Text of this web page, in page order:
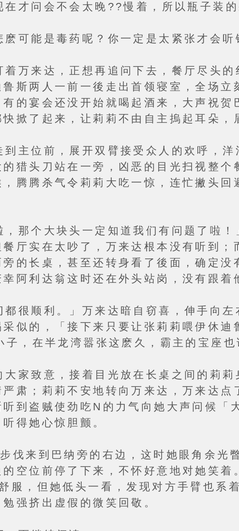
会不会太晚??慢着，所以瓶子装的
是毒药呢？你一定是太紧张才会听
来达，正想再追问下去，餐厅尽头的
斯两人一前一後走出首领寝室，全场立
的宴会还没开始就喝起酒来，大声祝贺
掀了起来，让莉莉不由自主摀起耳朵，
位前，展开双臂接受众人的欢呼，洋
猎头刀站在一旁，凶恶的目光扫视整个
腾腾杀气令莉莉大吃一惊，连忙撇头回
个大块头一定知道我们有问题了啦！
厅实在太吵了，万来达根本没有听到；
的长桌，甚至还转身看了後面，确定没
阿利达翁这时还在外头站岗，没有跟着
利。」万来达暗自窃喜，伸手向左
似的，「接下来只要让张莉莉喂伊休迪
，在半龙湾嚣张这麽久，霸主的宝座也
致意，接着目光放在长桌之间的莉莉
肃；莉莉不安地转向万来达，万来达点
到盗贼使劲吃N的力气向她大声问候「
得她心惊胆颤。
到巴纳旁的右边，这时她眼角余光瞥
空位前停了下来，不怀好意地对她笑着
服，但她低头一看，发现对方手臂也系
强挤出虚假的微笑回敬。